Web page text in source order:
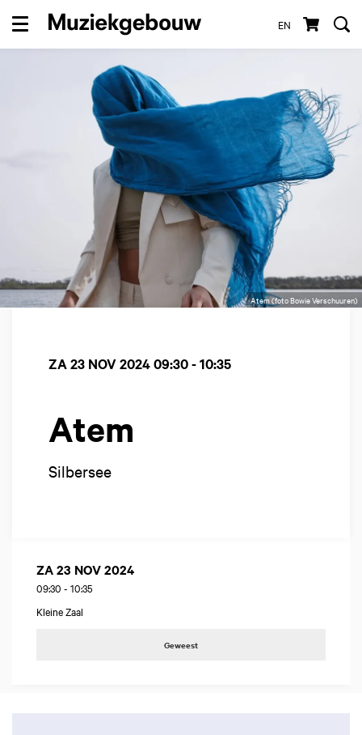
EN
Menu
Atem (foto Bowie Verschuuren)
Atem
Silbersee
ZA 23 NOV 202409:30 - 10:35
ZA 23 NOV 2024
09:30 - 10:35
Kleine Zaal
Geweest